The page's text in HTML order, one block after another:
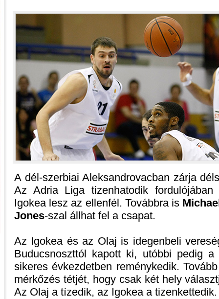
A dél-szerbiai Aleksandrovacban zárja
Az Adria Liga tizenhatodik
Igokea lesz az ellenfél. Továbbra is
Jones-szal állhat fel a csapat.
Az Igokea és az Olaj is idegenbeli
Buducsnoszttól kapott ki, utóbbi pedig a
sikeres évkezdetben reménykedik.
mérkőzés tétjét, hogy csak két hely
Az Olaj a tízedik, az Igokea a tizenkettedik.